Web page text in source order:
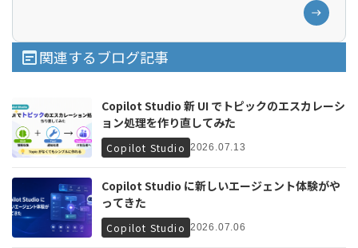
関連するブログ記事
Copilot Studio 新 UI でトピックのエスカレーシ
ョン処理を作り直してみた
Copilot Studio 2026.07.13
Copilot Studio に新しいエージェント体験がや
ってきた
Copilot Studio 2026.07.06